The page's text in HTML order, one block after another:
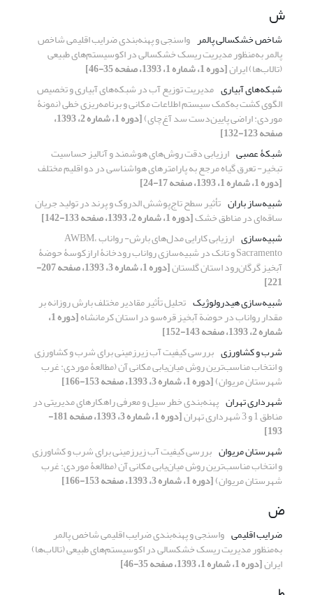
ش
شاخص خشکسالی پالمر واسنجی و پهنه‌بندی ضرایب اقلیمی شاخص
پالمر به‌منظور مدیریت ریسک خشکسالی در اکوسیستم‌های طبیعی
(تالاب‌ها) ایران[دوره 1، شماره 1، 1393، صفحه 35-46]
شبکه‌های آبیاری مدیریت توزیع آب در شبکه‌های آبیاری و تخصیص
الگوی کشت به‌کمک سیستم اطلاعات مکانی و برنامه‌ریزی خطی (نمونۀ
موردی: اراضی پایین‌دست سد آغ‌چای) [دوره 1، شماره 2، 1393،
صفحه 123-132]
شبکۀ عصبی ارزیابی دقت روش‌های هوشمند و آنالیز حساسیت
تبخیر- تعرق گیاه مرجع به پارامترهای هواشناسی در دو اقلیم مختلف
[دوره 1، شماره 1، 1393، صفحه 17-24]
شبیه‌ساز باران تأثیر سطح تاج‌پوشش الدروک و پرند در تولید جریان
ساقه‌ای در مناطق خشک[دوره 1، شماره 2، 1393، صفحه 133-142]
شبیه‌سازی
ارزیابی کارایی مدل‌های بارش- رواناب AWBM،
Sacramento و تانک در شبیه‌سازی رواناب رودخانۀ ارازکوسۀ حوضۀ
آبخیز گرگان‌رود استان گلستان [دوره 1، شماره 3، 1393، صفحه 207-
221]
شبیه‌سازی هیدرولوژیک تحلیل تأثیر مقادیر مختلف بارش روزانه بر
مقدار رواناب در حوضة آبخیز قره‌سو در استان کرمانشاه [دوره 1،
شماره 2، 1393، صفحه 143-152]
شرب و کشاورزی بررسی کیفیت آب زیرزمینی برای شرب و کشاورزی
و انتخاب مناسب‌ترین روش میان‌یابی مکانی آن (مطالعۀ موردی: غرب
شهرستان مریوان)[دوره 1، شماره 3، 1393، صفحه 153-166]
شهرداری تهران پهنه‌بندی خطر سیل و معرفی راهکارهای مدیریتی در
مناطق 1 و 3 شهرداری تهران [دوره 1، شماره 3، 1393، صفحه 181-
193]
شهرستان مریوان بررسی کیفیت آب زیرزمینی برای شرب و کشاورزی
و انتخاب مناسب‌ترین روش میان‌یابی مکانی آن (مطالعۀ موردی: غرب
شهرستان مریوان)[دوره 1، شماره 3، 1393، صفحه 153-166]
ض
ضرایب اقلیمی واسنجی و پهنه‌بندی ضرایب اقلیمی شاخص پالمر
به‌منظور مدیریت ریسک خشکسالی در اکوسیستم‌های طبیعی (تالاب‌ها)
ایران[دوره 1، شماره 1، 1393، صفحه 35-46]